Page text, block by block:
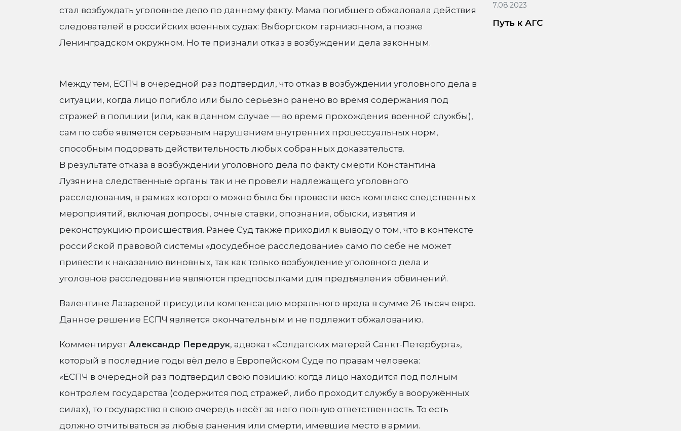
стал возбуждать уголовное дело по данному факту. Мама погибшего обжаловала действия
следователей в российских военных судах: Выборгском гарнизонном, а позже
Ленинградском окружном. Но те признали отказ в возбуждении дела законным.
Между тем, ЕСПЧ в очередной раз подтвердил, что отказ в возбуждении уголовного дела в
ситуации, когда лицо погибло или было серьезно ранено во время содержания под
стражей в полиции (или, как в данном случае — во время прохождения военной службы),
сам по себе является серьезным нарушением внутренних процессуальных норм,
способным подорвать действительность любых собранных доказательств.
В результате отказа в возбуждении уголовного дела по факту смерти Константина
Лузянина следственные органы так и не провели надлежащего уголовного
расследования, в рамках которого можно было бы провести весь комплекс следственных
мероприятий, включая допросы, очные ставки, опознания, обыски, изъятия и
реконструкцию происшествия. Ранее Суд также приходил к выводу о том, что в контексте
российской правовой системы «досудебное расследование» само по себе не может
привести к наказанию виновных, так как только возбуждение уголовного дела и
уголовное расследование являются предпосылками для предъявления обвинений.
Валентине Лазаревой присудили компенсацию морального вреда в сумме 26 тысяч евро.
Данное решение ЕСПЧ является окончательным и не подлежит обжалованию.
КомментируетАлександр Передрук, адвокат «Солдатских матерей Санкт-Петербурга»,
который в последние годы вёл дело в Европейском Суде по правам человека:
«ЕСПЧ в очередной раз подтвердил свою позицию: когда лицо находится под полным
контролем государства (содержится под стражей, либо проходит службу в вооружённых
силах), то государство в свою очередь несёт за него полную ответственность. То есть
должно отчитываться за любые ранения или смерти, имевшие место в армии.
7.08.2023
Путь к АГС